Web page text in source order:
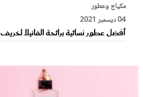
مكياج وعطور
04 ديسمبر 2021
أفضل عطور نسائية برائحة الفانيلا لخريف 2021